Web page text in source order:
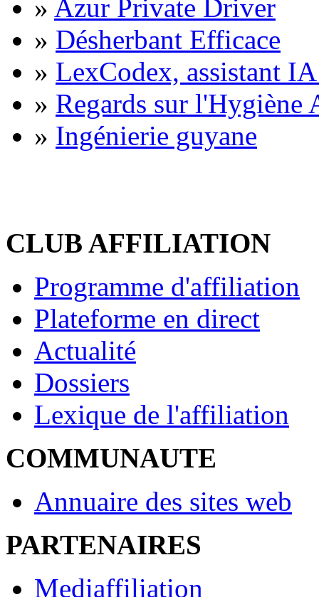
» Azur Private Driver
» Désherbant Efficace
» LexCodex, assistant
» Regards sur l'Hygiène
» Ingénierie guyane
CLUB AFFILIATION
Programme d'affiliation
Plateforme en direct
Actualité
Dossiers
Lexique de l'affiliation
COMMUNAUTE
Annuaire des sites web
PARTENAIRES
Mediaffiliation